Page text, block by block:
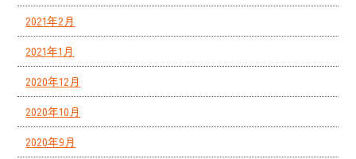
2021年2月
2021年1月
2020年12月
2020年10月
2020年9月